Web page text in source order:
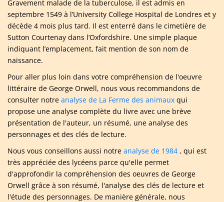
Gravement malade de la tuberculose, il est admis en
septembre 1549 à l’University College Hospital de Londres et y
décède 4 mois plus tard. Il est enterré dans le cimetière de
Sutton Courtenay dans l’Oxfordshire. Une simple plaque
indiquant l’emplacement, fait mention de son nom de
naissance.
Pour aller plus loin dans votre compréhension de l'oeuvre
littéraire de George Orwell, nous vous recommandons de
consulter notre analyse de La Ferme des animaux qui
propose une analyse complète du livre avec une brève
présentation de l'auteur, un résumé, une analyse des
personnages et des clés de lecture.
Nous vous conseillons aussi notre analyse de 1984 , qui est
très appréciée des lycéens parce qu'elle permet
d'approfondir la compréhension des oeuvres de George
Orwell grâce à son résumé, l'analyse des clés de lecture et
l'étude des personnages. De manière générale, nous